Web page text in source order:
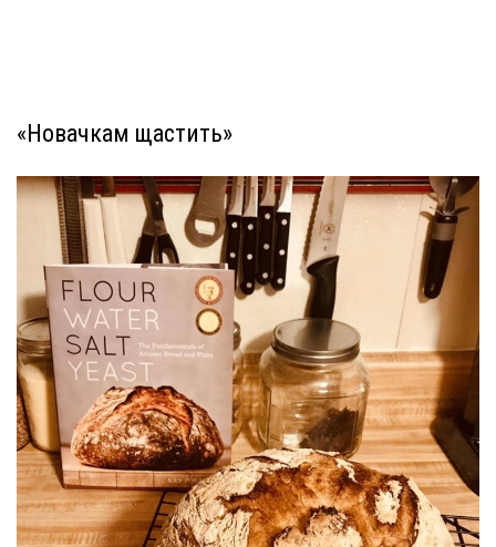
«Новачкам щастить»